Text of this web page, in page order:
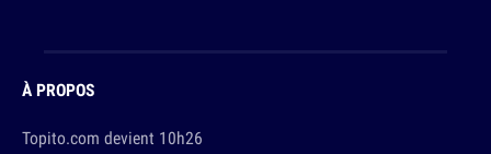
À PROPOS
Topito.com devient 10h26